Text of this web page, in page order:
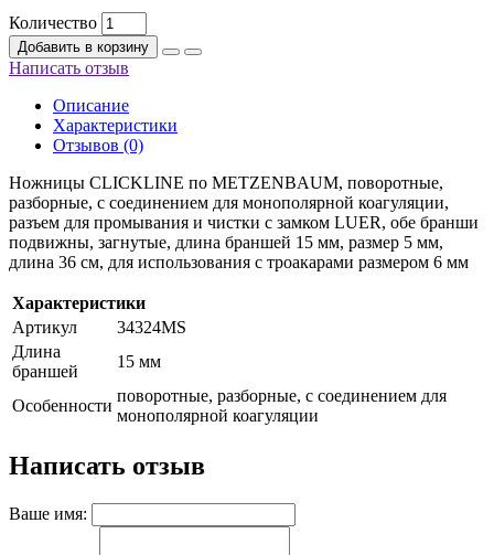
Количество
Добавить в корзину
Написать отзыв
Описание
Характеристики
Отзывов (0)
Ножницы CLICKLINE пo METZENBAUM, поворотные,
разборные, с соединением для монополярной коагуляции,
разъем для промывания и чистки с замком LUER, обе бранши
подвижны, загнутые, длина браншей 15 мм, размер 5 мм,
длина 36 см, для использования с троакарами размером 6 мм
Характеристики
Артикул
34324MS
Длина
браншей
15 мм
Особенности
поворотные, разборные, с соединением для
монополярной коагуляции
Написать отзыв
Ваше имя: